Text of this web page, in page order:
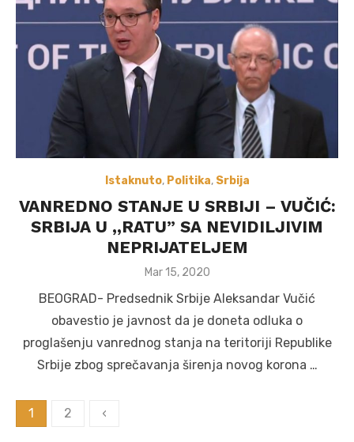
Istaknuto, Politika, Srbija
VANREDNO STANJE U SRBIJI – VUČIĆ:
SRBIJA U ,,RATU” SA NEVIDILJIVIM
NEPRIJATELJEM
Posted
Mar 15, 2020
BEOGRAD- Predsednik Srbije Aleksandar Vučić
obavestio je javnost da je doneta odluka o
proglašenju vanrednog stanja na teritoriji Republike
Srbije zbog sprečavanja širenja novog korona …
Posts
1 2 ‹